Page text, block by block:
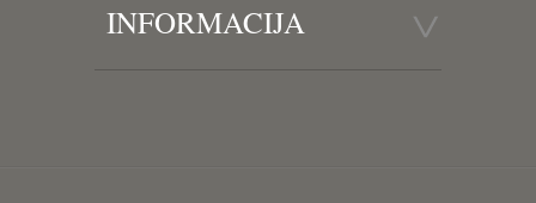
INFORMACIJA